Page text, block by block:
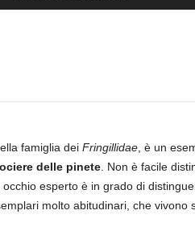
famiglia dei Fringillidae, è un
delle pinete. Non è facile
esperto è in grado di
molto abitudinari, che vivono